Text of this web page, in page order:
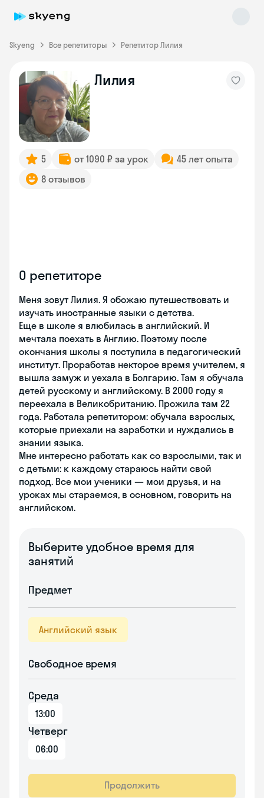
Skyeng Все репетиторы Репетитор Лилия
Лилия
5 от 1090 ₽ за урок
45 лет опыта
8 отзывов
О репетиторе
Меня зовут Лилия. Я обожаю путешествовать и
изучать иностранные языки с детства.
Еще в школе я влюбилась в английский. И
мечтала поехать в Англию. Поэтому после
окончания школы я поступила в педагогический
институт. Проработав некторое время учителем, я
вышла замуж и уехала в Болгарию. Там я обучала
детей русскому и английскому. В 2000 году я
переехала в Великобританию. Прожила там 22
года. Работала репетитором: обучала взрослых,
которые приехали на заработки и нуждались в
знании языка.
Мне интересно работать как со взрослыми, так и
с детьми: к каждому стараюсь найти свой
подход. Все мои ученики — мои друзья, и на
уроках мы стараемся, в основном, говорить на
английском.
Выберите удобное время для
занятий
Предмет
Английский язык
Свободное время
Среда
13:00
Четверг
06:00
Продолжить
Skyeng Chat
online